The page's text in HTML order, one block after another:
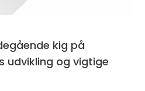
kig på
udvikling og vigtige